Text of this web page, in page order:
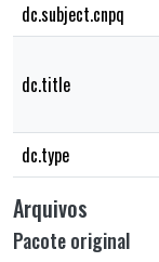
dc.subject.cnpq
dc.title
dc.type
Arquivos
Pacote original